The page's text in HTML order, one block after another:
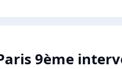
9ème